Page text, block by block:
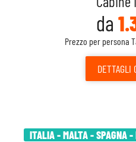
da
Prezzo per persona
DETTAGLI
ITALIA - MALTA - SPAGNA -